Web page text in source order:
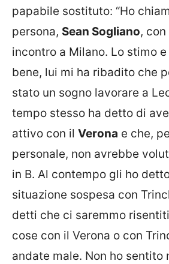
papabile sostituto: “Ho
persona, Sean Sogliano,
incontro a Milano. Lo stimo
bene, lui mi ha ribadito che
stato un sogno lavorare a
tempo stesso ha detto di
attivo con il Verona e che,
personale, non avrebbe
in B. Al contempo gli ho
situazione sospesa con
detti che ci saremmo
cose con il Verona o con
andate male. Non ho sentito